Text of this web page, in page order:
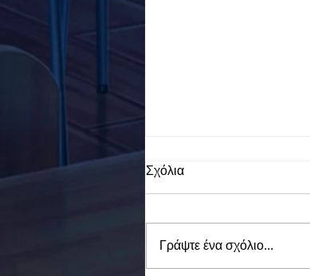
Σχόλια
Γράψτε ένα σχόλιο...